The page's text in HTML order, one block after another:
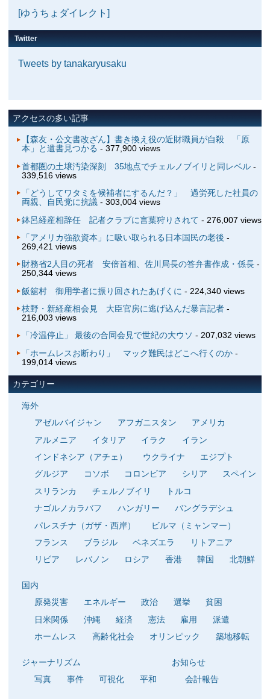
[ゆうちょダイレクト]
Twitter
Tweets by tanakaryusaku
アクセスの多い記事
【森友・公文書改ざん】書き換え役の近財職員が自殺 「原
本」と遺書見つかる - 377,900 views
首都圏の土壌汚染深刻 35地点でチェルノブイリと同レベル-
339,516 views
「どうしてワタミを候補者にするんだ？」 過労死した社員の
両親、自民党に抗議 - 303,004 views
鉢呂経産相辞任 記者クラブに言葉狩りされて - 276,007 views
「アメリカ強欲資本」に吸い取られる日本国民の老後 -
269,421 views
財務省2人目の死者 安倍首相、佐川局長の答弁書作成・係長-
250,344 views
飯舘村 御用学者に振り回されたあげくに - 224,340 views
枝野・新経産相会見 大臣官房に逃げ込んだ暴言記者-
216,003 views
「冷温停止」 最後の合同会見で世紀の大ウソ - 207,032 views
「ホームレスお断わり」 マック難民はどこへ行くのか-
199,014 views
カテゴリー
海外
アゼルバイジャン
アフガニスタン
アメリカ
アルメニア
イタリア イラク
イラン
インドネシア（アチェ）
ウクライナ
エジプト
グルジア
コソボ コロンビア シリア
スペイン
スリランカ
チェルノブイリ
トルコ
ナゴルノカラバフ
ハンガリー
バングラデシュ
パレスチナ（ガザ・西岸）
ビルマ（ミャンマー）
フランス
ブラジル ベネズエラ
リトアニア
リビア
レバノン ロシア 香港 韓国 北朝鮮
国内
原発災害
エネルギー 政治 選挙
貧困
日米関係
沖縄 経済 憲法 雇用
派遣
ホームレス
高齢化社会 オリンピック 築地移転
ジャーナリズム
写真
事件 可視化 平和
お知らせ
会計報告